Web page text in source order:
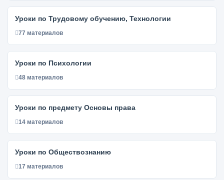
Уроки по Трудовому обучению, Технологии
77 материалов
Уроки по Психологии
48 материалов
Уроки по предмету Основы права
14 материалов
Уроки по Обществознанию
17 материалов